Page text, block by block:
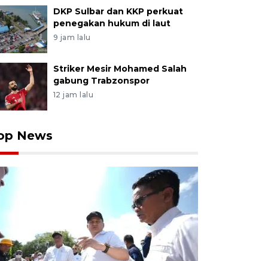
DKP Sulbar dan KKP perkuat
penegakan hukum di laut
9 jam lalu
Striker Mesir Mohamed Salah
gabung Trabzonspor
12 jam lalu
News